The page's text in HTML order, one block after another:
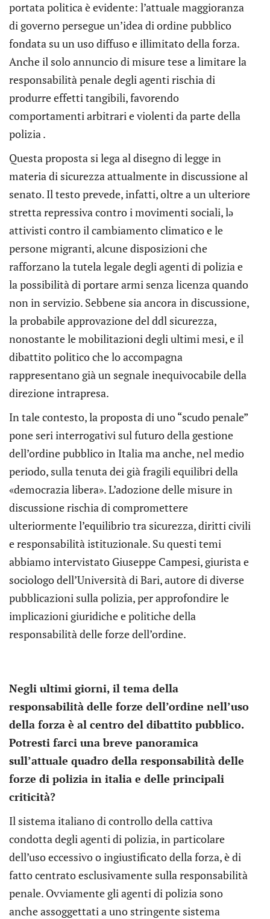
portata politica è evidente: l’attuale maggioranza
di governo persegue un’idea di ordine pubblico
fondata su un uso diffuso e illimitato della forza.
Anche il solo annuncio di misure tese a limitare la
responsabilità penale degli agenti rischia di
produrre effetti tangibili, favorendo
comportamenti arbitrari e violenti da parte della
polizia .
Questa proposta si lega al disegno di legge in
materia di sicurezza attualmente in discussione al
senato. Il testo prevede, infatti, oltre a un ulteriore
stretta repressiva contro i movimenti sociali, lə
attivisti contro il cambiamento climatico e le
persone migranti, alcune disposizioni che
rafforzano la tutela legale degli agenti di polizia e
la possibilità di portare armi senza licenza quando
non in servizio. Sebbene sia ancora in discussione,
la probabile approvazione del ddl sicurezza,
nonostante le mobilitazioni degli ultimi mesi, e il
dibattito politico che lo accompagna
rappresentano già un segnale inequivocabile della
direzione intrapresa.
In tale contesto, la proposta di uno “scudo penale”
pone seri interrogativi sul futuro della gestione
dell’ordine pubblico in Italia ma anche, nel medio
periodo, sulla tenuta dei già fragili equilibri della
«democrazia libera». L’adozione delle misure in
discussione rischia di compromettere
ulteriormente l’equilibrio tra sicurezza, diritti civili
e responsabilità istituzionale. Su questi temi
abbiamo intervistato Giuseppe Campesi, giurista e
sociologo dell’Università di Bari, autore di diverse
pubblicazioni sulla polizia, per approfondire le
implicazioni giuridiche e politiche della
responsabilità delle forze dell’ordine.
Negli ultimi giorni, il tema della
responsabilità delle forze dell’ordine nell’uso
della forza è al centro del dibattito pubblico.
Potresti farci una breve panoramica
sull’attuale quadro della responsabilità delle
forze di polizia in italia e delle principali
criticità?
Il sistema italiano di controllo della cattiva
condotta degli agenti di polizia, in particolare
dell’uso eccessivo o ingiustificato della forza, è di
fatto centrato esclusivamente sulla responsabilità
penale. Ovviamente gli agenti di polizia sono
anche assoggettati a uno stringente sistema